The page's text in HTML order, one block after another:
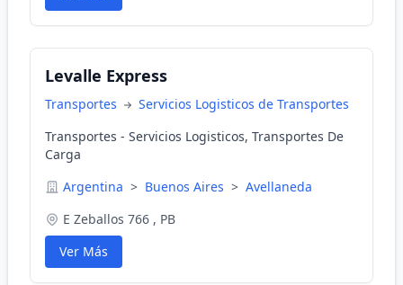
Levalle Express
Transportes
Servicios Logisticos de Transportes
Transportes - Servicios Logisticos, Transportes De
Carga
Argentina > Buenos Aires > Avellaneda
E Zeballos 766 , PB
Ver Más